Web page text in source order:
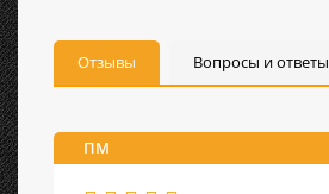
Отзывы Вопросы и ответы
ПМ